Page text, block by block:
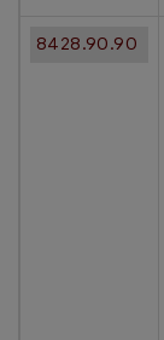
8428.90.90